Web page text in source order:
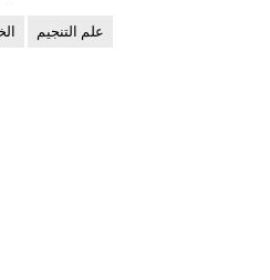
علم التنجيم